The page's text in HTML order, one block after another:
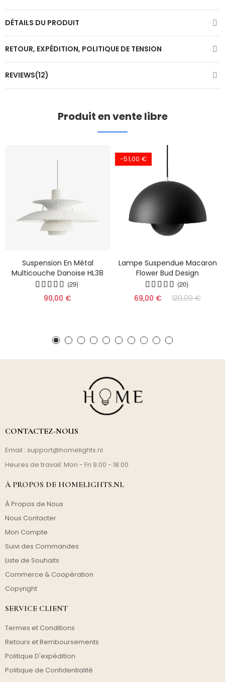
DÉTAILS DU PRODUIT
RETOUR, EXPÉDITION, POLITIQUE DE TENSION
REVIEWS(12)
Produit en vente libre
Suspension En Métal
Multicouche Danoise HL38
(29)
90,00 €
-51,00 €
Lampe Suspendue Macaron
Flower Bud Design
(20)
69,00 € 120,00 €
CONTACTEZ-NOUS
Email : support@homelights.nl
Heures de travail: Mon - Fri 9:00 - 18:00
À PROPOS DE HOMELIGHTS.NL
À Propos de Nous
Nous Contacter
Mon Compte
Suivi des Commandes
Liste de Souhaits
Commerce & Coopération
Copyright
SERVICE CLIENT
Termes et Conditions
Retours et Remboursements
Politique D'expédition
Politique de Confidentialité